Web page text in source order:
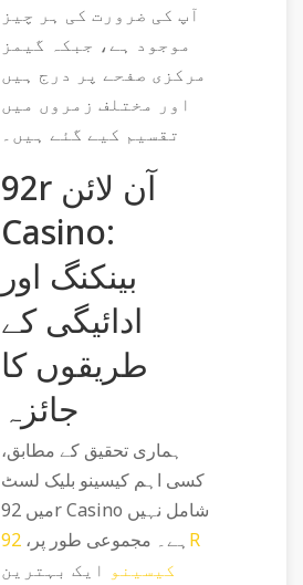
آپ کی ضرورت کی ہر چیز
موجود ہے، جبکہ گیمز
مرکزی صفحے پر درج ہیں
اور مختلف زمروں میں
تقسیم کیے گئے ہیں۔
92r آن لائن
Casino:
بینکنگ اور
ادائیگی کے
طریقوں کا
جائزہ
ہماری تحقیق کے مطابق،
کسی اہم کیسینو بلیک لسٹ
میں 92r Casino شامل نہیں
ہے۔ مجموعی طور پر، 92R
کیسینو ایک بہترین